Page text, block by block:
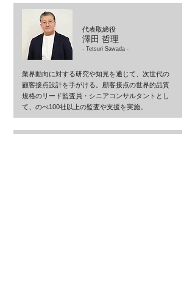
代表取締役
澤田 哲理
- Tetsuri Sawada -
業界動向に対する研究や知見を通じて、次世代の
顧客接点設計を手がける。顧客接点の世界的品質
規格のリード監査員・シニアコンサルタントとし
て、のべ100社以上の監査や支援を実施。